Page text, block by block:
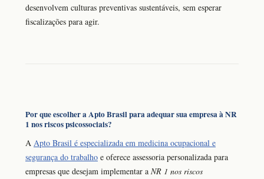
desenvolvem culturas preventivas sustentáveis, sem esperar
fiscalizações para agir.
Por que escolher a Apto Brasil para adequar sua empresa à NR
1 nos riscos psicossociais?
A Apto Brasil é especializada em medicina ocupacional e
segurança do trabalho e oferece assessoria personalizada para
empresas que desejam implementar a NR 1 nos riscos